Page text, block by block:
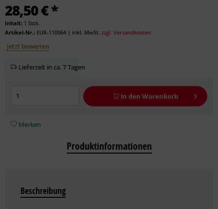
28,50 € *
Inhalt: 1 Stck.
Artikel-Nr.: EUR-110064 | inkl. MwSt. zzgl. Versandkosten
Jetzt bewerten
Lieferzeit in ca. 7 Tagen
In den Warenkorb
Merken
Produktinformationen
Beschreibung